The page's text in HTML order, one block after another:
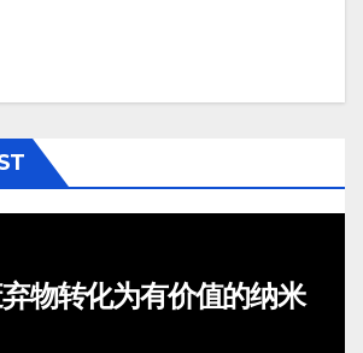
物转化为有价值的纳米